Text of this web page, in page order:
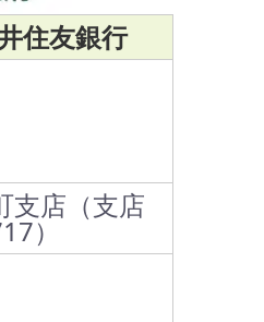
住友銀行
支店（支店
）